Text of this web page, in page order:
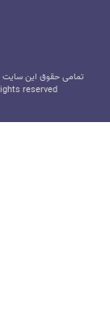
تمامی حقوق این سایت
reserved